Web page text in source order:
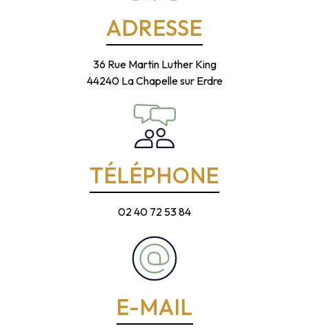
ADRESSE
36 Rue Martin Luther King
44240 La Chapelle sur Erdre
TÉLÉPHONE
02 40 72 53 84
E-MAIL